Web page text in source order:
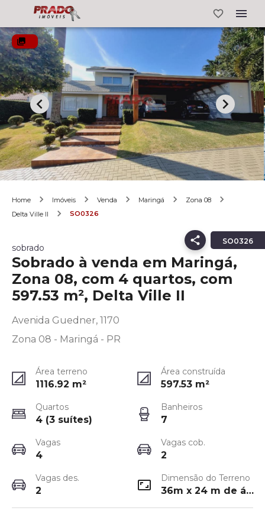
Home Imóveis Venda Maringá
Zona 08
Delta Ville II
SO0326
SO0326
sobrado
Sobrado à venda em Maringá,
Zona 08, com 4 quartos, com
597.53 m², Delta Ville II
Avenida Guedner, 1170
Zona 08 - Maringá - PR
Área terreno
1116.92 m²
Área construída
597.53 m²
Quartos
4 (3 suítes)
Banheiros
7
Vagas
4
Vagas cob.
2
Vagas des.
2
Dimensão do Terreno
36m x 24 m de área útil